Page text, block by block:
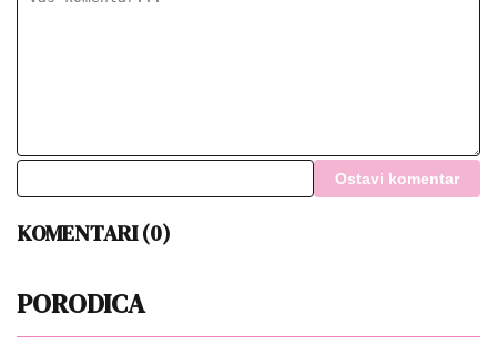
Ostavi komentar
KOMENTARI (0)
PORODICA